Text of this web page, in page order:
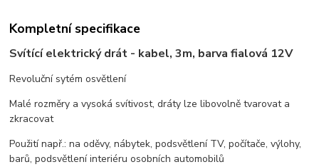
Kompletní specifikace
Svítící elektrický drát - kabel, 3m, barva fialová 12V
Revoluční sytém osvětlení
Malé rozměry a vysoká svítivost, dráty lze libovolně tvarovat a
zkracovat
Použití např.: na oděvy, nábytek, podsvětlení TV, počítače, výlohy,
barů, podsvětlení interiéru osobních automobilů